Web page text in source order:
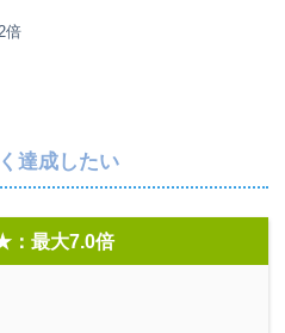
倍
達成したい
最大7.0倍